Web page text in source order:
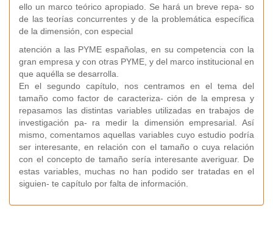
ello un marco teórico apropiado. Se hará un breve repa- so
de las teorías concurrentes y de la problemática específica
de la dimensión, con especial
atención a las PYME españolas, en su competencia con la
gran empresa y con otras PYME, y del marco institucional en
que aquélla se desarrolla.
En el segundo capítulo, nos centramos en el tema del
tamaño como factor de caracteriza- ción de la empresa y
repasamos las distintas variables utilizadas en trabajos de
investigación pa- ra medir la dimensión empresarial. Así
mismo, comentamos aquellas variables cuyo estudio podría
ser interesante, en relación con el tamaño o cuya relación
con el concepto de tamaño sería interesante averiguar. De
estas variables, muchas no han podido ser tratadas en el
siguien- te capítulo por falta de información.